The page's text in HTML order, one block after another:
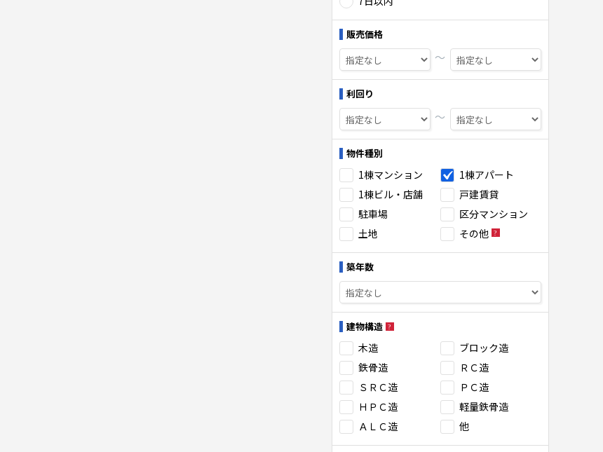
販売価格
〜
利回り
〜
物件種別
1棟マンション
1棟アパート
1棟ビル・店舗
戸建賃貸
駐車場
区分マンション
土地
その他
築年数
建物構造
木造
ブロック造
鉄骨造
ＲＣ造
ＳＲＣ造
ＰＣ造
ＨＰＣ造
軽量鉄骨造
ＡＬＣ造
他